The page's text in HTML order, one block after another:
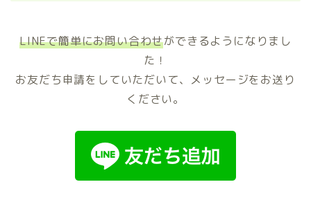
LINEで簡単にお問い合わせができるようになりまし
た！
お友だち申請をしていただいて、メッセージをお送り
ください。